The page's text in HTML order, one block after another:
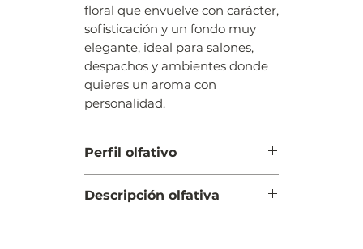
floral que envuelve con carácter,
sofisticación y un fondo muy
elegante, ideal para salones,
despachos y ambientes donde
quieres un aroma con
personalidad.
Perfil olfativo
Descripción olfativa